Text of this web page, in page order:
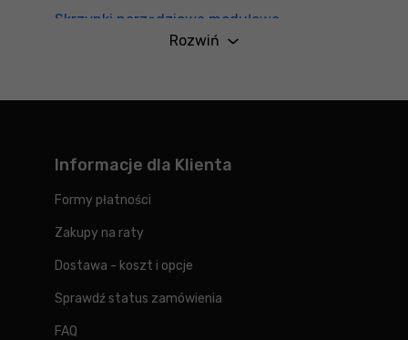
Skrzynki narzędziowe modułowe
Kup skrzynki narzędziowe Keter ROC Pro
Rozwiń
Informacje dla Klienta
Formy płatności
Zakupy na raty
Dostawa - koszt i opcje
Sprawdź status zamówienia
FAQ